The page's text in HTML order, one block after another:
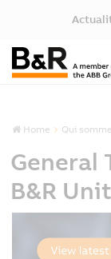
Home Qui
General
B&R